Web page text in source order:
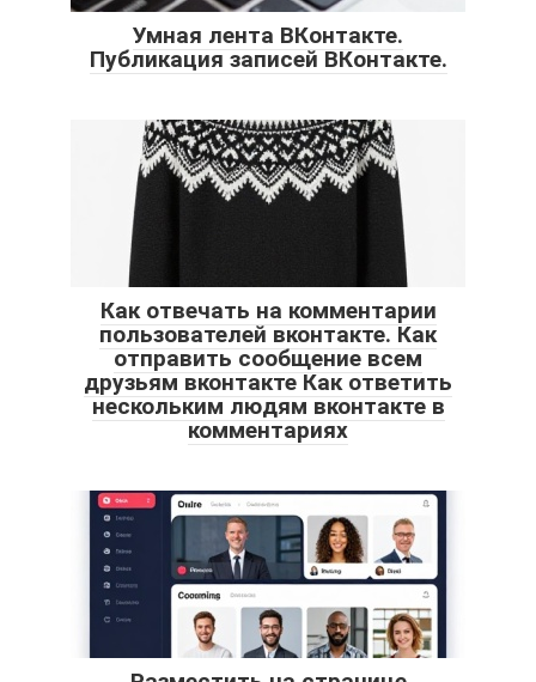
Умная лента ВКонтакте.
Публикация записей ВКонтакте.
Как отвечать на комментарии
пользователей вконтакте. Как
отправить сообщение всем
друзьям вконтакте Как ответить
нескольким людям вконтакте в
комментариях